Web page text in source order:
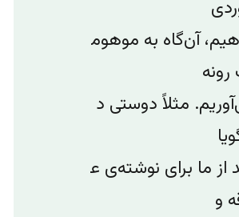
آن‌گاه به موهوم
رونه
. مثلاً دوستی د
از ما برای نوشته‌ی ع
و